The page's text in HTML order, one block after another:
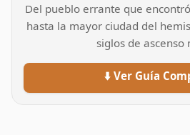
Del pueblo errante que
hasta la mayor ciudad del
siglos de ascenso
⬇️ Ver Guía